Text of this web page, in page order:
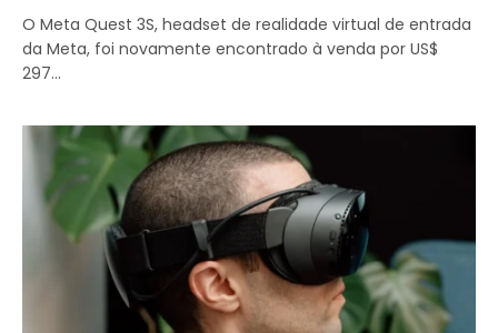
O Meta Quest 3S, headset de realidade virtual de entrada
da Meta, foi novamente encontrado à venda por US$
297…